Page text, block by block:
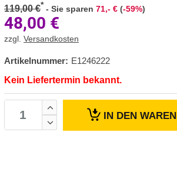
119,00 €* - Sie sparen 71,- € (-59%)
48,00 €
zzgl. Versandkosten
Artikelnummer: E1246222
Kein Liefertermin bekannt.
IN DEN